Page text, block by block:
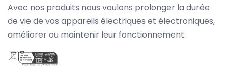
Avec nos produits nous voulons prolonger la durée
de vie de vos appareils électriques et électroniques,
améliorer ou maintenir leur fonctionnement.